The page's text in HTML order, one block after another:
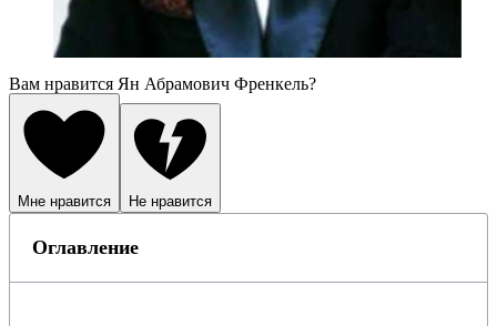
Вам нравится Ян Абрамович Френкель?
Мне нравится Не нравится
Оглавление